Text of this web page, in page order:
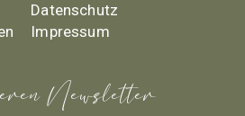
Datenschutz
Impressum
Newsletter